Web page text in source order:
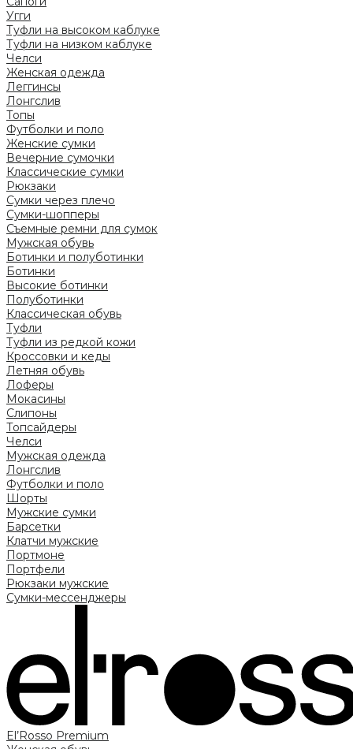
Угги
Туфли на высоком каблуке
Туфли на низком каблуке
Челси
Женская одежда
Леггинсы
Лонгслив
Топы
Футболки и поло
Женские сумки
Вечерние сумочки
Классические сумки
Рюкзаки
Сумки через плечо
Сумки-шопперы
Съемные ремни для сумок
Мужская обувь
Ботинки и полуботинки
Ботинки
Высокие ботинки
Полуботинки
Классическая обувь
Туфли
Туфли из редкой кожи
Кроссовки и кеды
Летняя обувь
Лоферы
Мокасины
Слипоны
Топсайдеры
Челси
Мужская одежда
Лонгслив
Футболки и поло
Шорты
Мужские сумки
Барсетки
Клатчи мужские
Портмоне
Портфели
Рюкзаки мужские
Сумки-мессенджеры
El’Rosso Premium